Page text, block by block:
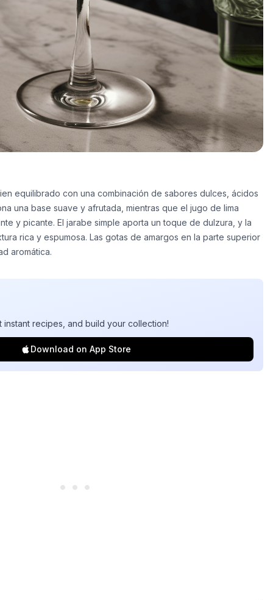
equilibrado con una combinación de sabores dulces, ácidos
una base suave y afrutada, mientras que el jugo de lima
y picante. El jarabe simple aporta un toque de dulzura, y la
rica y espumosa. Las gotas de amargos en la parte superior
aromática.
instant recipes, and build your collection!
Download on App Store